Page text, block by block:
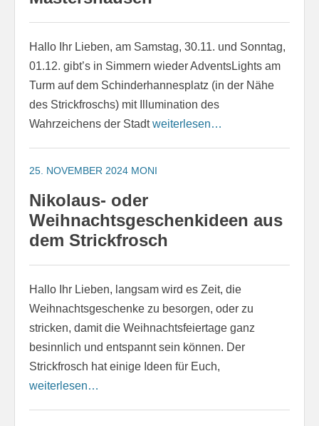
Hallo Ihr Lieben, am Samstag, 30.11. und Sonntag,
01.12. gibt’s in Simmern wieder AdventsLights am
Turm auf dem Schinderhannesplatz (in der Nähe
des Strickfroschs) mit Illumination des
Wahrzeichens der Stadtweiterlesen…
25. NOVEMBER 2024 MONI
Nikolaus- oder
Weihnachtsgeschenkideen aus
dem Strickfrosch
Hallo Ihr Lieben, langsam wird es Zeit, die
Weihnachtsgeschenke zu besorgen, oder zu
stricken, damit die Weihnachtsfeiertage ganz
besinnlich und entspannt sein können. Der
Strickfrosch hat einige Ideen für Euch,
weiterlesen…